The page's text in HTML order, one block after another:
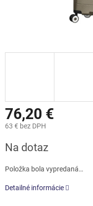
76,20 €
63 € bez DPH
cena:
Na dotaz
Položka bola vypredaná…
Detailné informácie